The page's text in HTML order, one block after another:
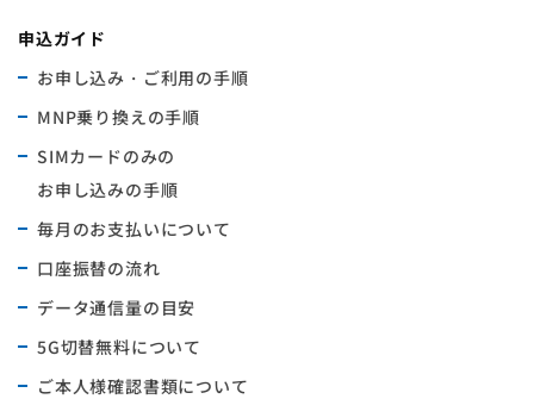
申込ガイド
お申し込み・ご利用の手順
MNP乗り換えの手順
SIMカードのみの
お申し込みの手順
毎月のお支払いについて
口座振替の流れ
データ通信量の目安
5G切替無料について
ご本人様確認書類について